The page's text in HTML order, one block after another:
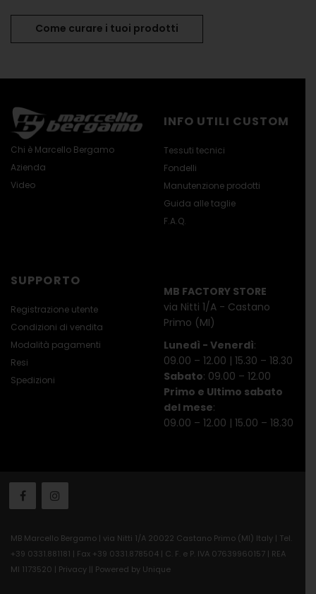
Come curare i tuoi prodotti
Chi è Marcello Bergamo
Azienda
Video
INFO UTILI CUSTOM
Tessuti tecnici
Fondelli
Manutenzione prodotti
Guida alle taglie
F.A.Q.
SUPPORTO
Registrazione utente
Condizioni di vendita
Modalità pagamenti
Resi
Spedizioni
MB FACTORY STORE
via Nitti 1/A - Castano
Primo (MI)
Lunedì - Venerdì:
09.00 – 12.00 | 15.30 – 18.30
Sabato: 09.00 – 12.00
Primo e Ultimo sabato
del mese:
09.00 – 12.00 | 15.00 – 18.30
MB Marcello Bergamo | via Nitti 1/A 20022 Castano Primo (MI) Italy | Tel.
+39 0331.881181 | Fax +39 0331.878504 | C. F. e P. IVA 07639960157 | REA
MI 1173520 | Privacy || Powered by Unique